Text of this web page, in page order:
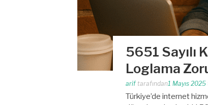
5651 Sayılı
Loglama
arif tarafından1 Mayıs 2025
Türkiye’de internet